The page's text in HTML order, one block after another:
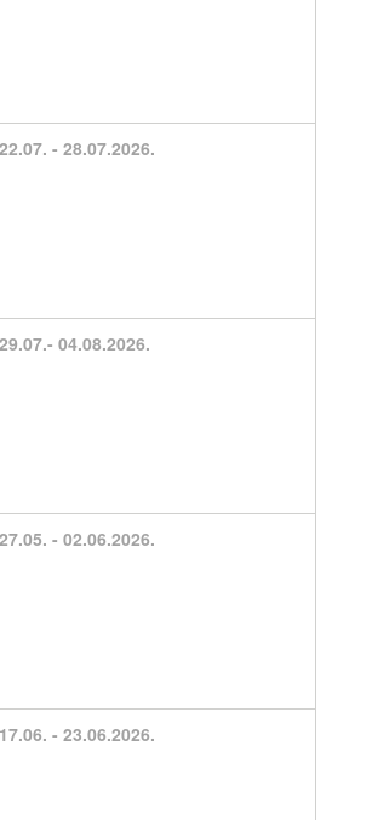
- 28.07.2026.
04.08.2026.
- 02.06.2026.
- 23.06.2026.